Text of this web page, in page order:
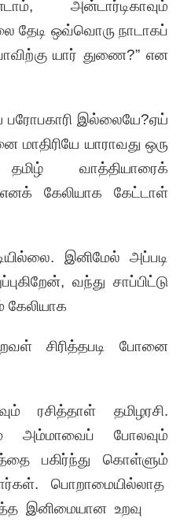
அன்டார்டிகாவும்
தேடி ஒவ்வொரு நாடாகப்
யார் துணை?” என
பரோபகாரி இல்லையே?ஏய்
யாராவது ஒரு
வாத்தியாரைக்
கேலியாக கேட்டாள்
இனிமேல் அப்படி
வந்து சாப்பிட்டு
கேலியாக
சிரித்தபடி போனை
ரசித்தாள் தமிழரசி.
அம்மாவைப் போலவும்
பகிர்ந்து கொள்ளும்
பொறாமையில்லாத
இனிமையான உறவு